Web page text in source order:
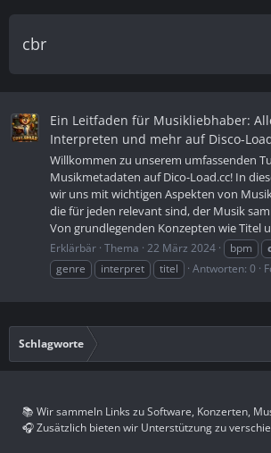
cbr
Ein Leitfaden für Musikliebhaber:
Interpreten und mehr auf Disco-
Willkommen zu unserem umfassenden
Musikmetadaten auf Dico-Load.cc! In
wir uns mit wichtigen Aspekten von
die für jeden relevant sind, der Musik
Von grundlegenden Konzepten wie Titel
Erklärbär Thema 22 März 2024 bpm
genre
interpret titel Antworten: 0
Schlagworte
📚 Wir sammeln Links zu Software, Konzerten,
🎧 Zusätzlich bieten wir Unterstützung zu